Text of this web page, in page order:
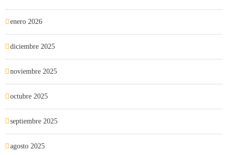
enero 2026
diciembre 2025
noviembre 2025
octubre 2025
septiembre 2025
agosto 2025